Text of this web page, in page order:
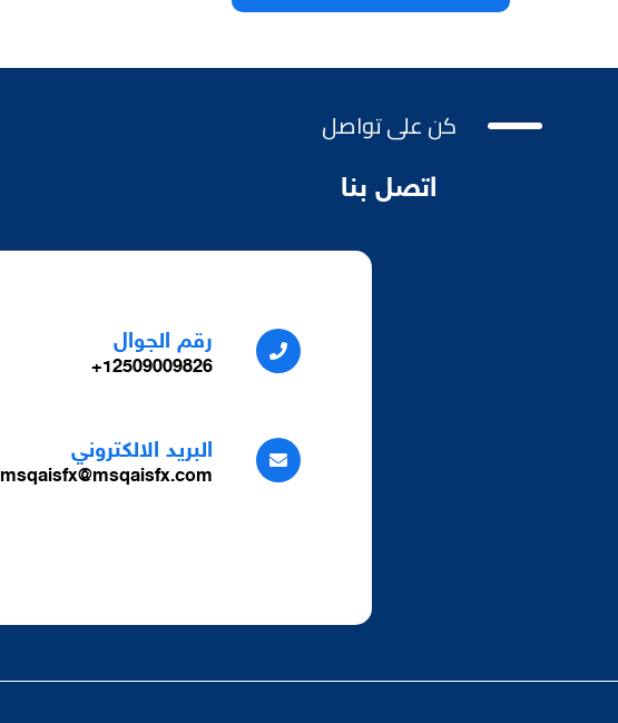
كن على تواصل
اتصل بنا
رقم الجوال
12509009826+
البريد الالكتروني
msqaisfx@msqaisfx.com